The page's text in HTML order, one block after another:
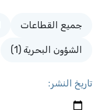
جميع القطاعات
الشؤون البحرية (1)
تاريخ النشر: